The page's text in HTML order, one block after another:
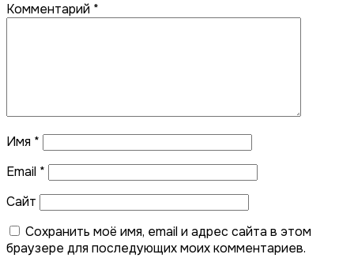
Комментарий *
Имя *
Email *
Сайт
Сохранить моё имя, email и адрес сайта в этом
браузере для последующих моих комментариев.